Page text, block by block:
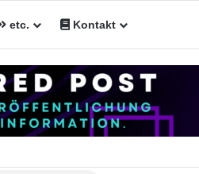
etc. Kontakt